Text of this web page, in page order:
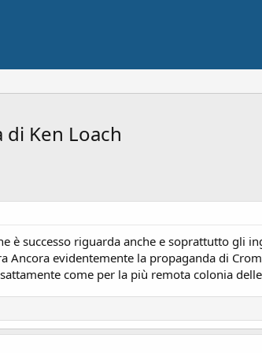
Ken Loach
è successo riguarda anche e soprattutto gli
Ancora evidentemente la propaganda di
come per la più remota colonia